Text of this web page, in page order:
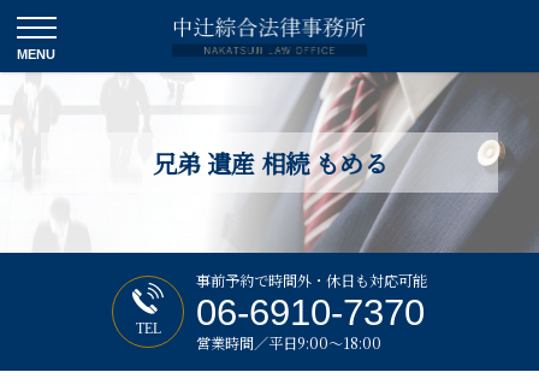
兄弟 遺産 相続 もめる
TEL
事前予約で時間外・休日も対応可能
06-6910-7370
営業時間／平日9:00～18:00